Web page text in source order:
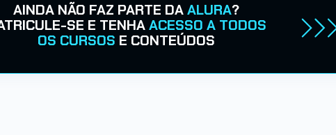
AINDA NÃO FAZ PARTE DAALURA?
SE E TENHAACESSO A TODOS
OS CURSOS E CONTEÚDOS